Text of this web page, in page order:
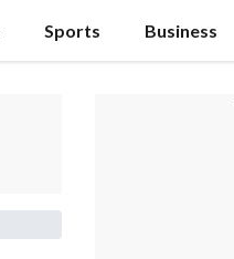
Sports Business